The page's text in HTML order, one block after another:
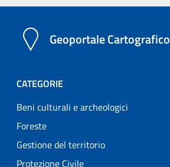
Geoportale Cartografico
CATEGORIE
Beni culturali e archeologici
Foreste
Gestione del territorio
Protezione Civile